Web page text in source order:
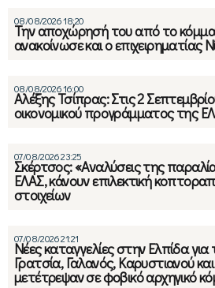
08/08/2026 18:20
Την αποχώρησή του από το
ανακοίνωσε και ο επιχειρηματίας
08/08/2026 16:00
Αλέξης Τσίπρας: Στις 2
οικονομικού προγράμματος της
07/08/2026 23:25
Σκέρτσος: «Αναλύσεις της
ΕΛΑΣ, κάνουν επιλεκτική
στοιχείων
07/08/2026 21:21
Νέες καταγγελίες στην Ελπίδα
Γρατσία, Γαλανός, Καρυστιανού και
μετέτρεψαν σε φοβικό αρχηγικό